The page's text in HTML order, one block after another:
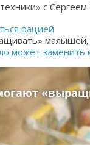
с
рацией
может заменить